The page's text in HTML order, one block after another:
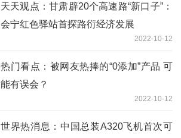
天天观点：甘肃辟20个高速路“新口子”：
会宁红色驿站首探路衍经济发展
2022-10-12
热门看点：被网友热捧的“0添加”产品 可
能有误会？
2022-10-12
世界热消息：中国总装A320飞机首次可